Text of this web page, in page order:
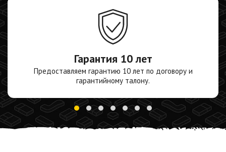
Гарантия 10 лет
Предоставляем гарантию 10 лет по договору и
гарантийному талону.